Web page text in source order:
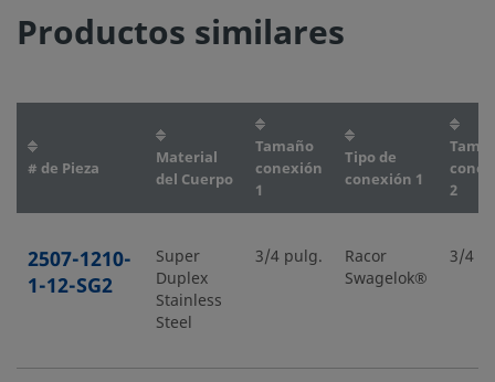
Productos similares
# de Pieza
Material
del Cuerpo
Tamaño
conexión
1
Tipo de
conexión 1
2
2507-1210-
1-12-SG2
Super
Duplex
Stainless
Steel
3/4 pulg.
Racor
Swagelok®
3/4